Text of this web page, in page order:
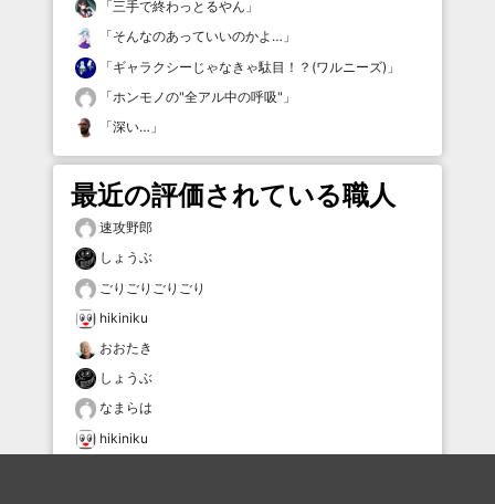
「三手で終わっとるやん 」
「そんなのあっていいのかよ… 」
「ギャラクシーじゃなきゃ駄目！？(ワルニーズ) 」
「ホンモノの"全アル中の呼吸" 」
「深い… 」
最近の評価されている職人
速攻野郎
しょうぶ
ごりごりごりごり
hikiniku
おおたき
しょうぶ
なまらは
hikiniku